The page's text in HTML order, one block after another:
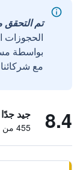
تم التحقق منه
الحجوزات
مع
8.4 جيد جدًا
455 من التقييمات تم التحقق منها